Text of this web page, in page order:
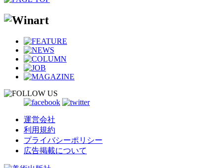
運営会社
利用規約
プライバシーポリシー
広告掲載について